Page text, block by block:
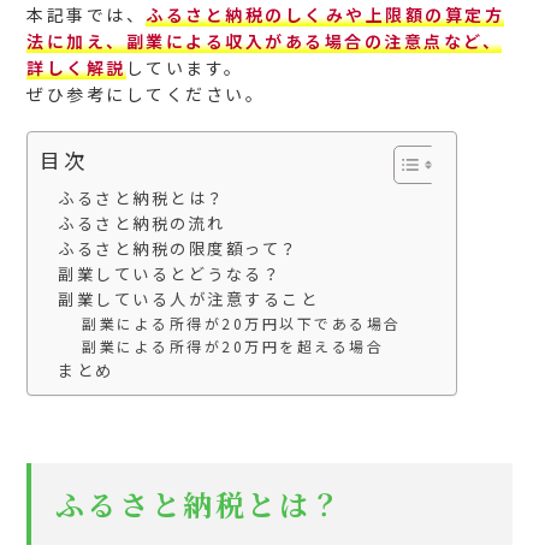
本記事では、ふるさと納税のしくみや上限額の算定方
法に加え、副業による収入がある場合の注意点など、
詳しく解説しています。
ぜひ参考にしてください。
目次
ふるさと納税とは？
ふるさと納税の流れ
ふるさと納税の限度額って？
副業しているとどうなる？
副業している人が注意すること
副業による所得が20万円以下である場合
副業による所得が20万円を超える場合
まとめ
ふるさと納税とは？